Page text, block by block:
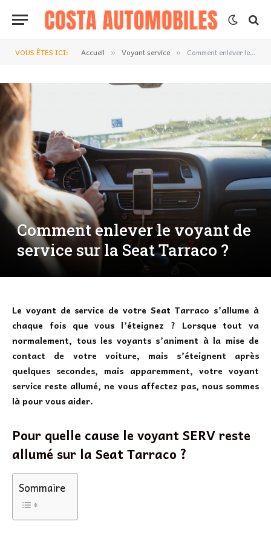
VOUS ÊTES ICI: Accueil » Voyant service » Comment enlever le voyant de service sur la Seat Tarraco ?
Comment enlever le voyant de
service sur la Seat Tarraco ?
Le voyant de service de votre Seat Tarraco s’allume à
chaque fois que vous l’éteignez ? Lorsque tout va
normalement, tous les voyants s’animent à la mise de
contact de votre voiture, mais s’éteignent après
quelques secondes, mais apparemment, votre voyant
service reste allumé, ne vous affectez pas, nous sommes
là pour vous aider.
Pour quelle cause le voyant SERV reste
allumé sur la Seat Tarraco ?
Sommaire